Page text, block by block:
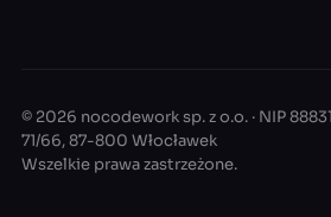
© 2026 nocodework sp. z o.o. · NIP
71/66, 87-800 Włocławek
Wszelkie prawa zastrzeżone.